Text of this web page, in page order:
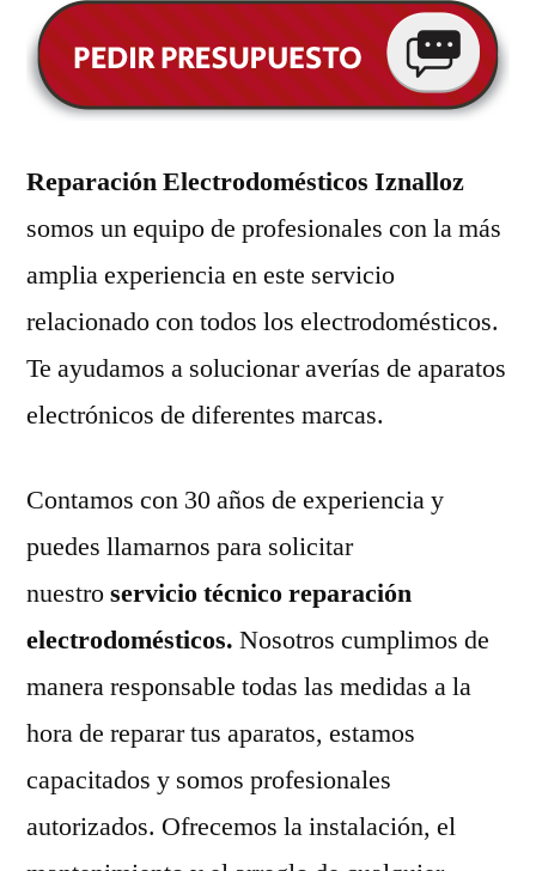
Reparación Electrodomésticos Iznalloz
somos un equipo de profesionales con la más
amplia experiencia en este servicio
relacionado con todos los electrodomésticos.
Te ayudamos a solucionar averías de aparatos
electrónicos de diferentes marcas.
Contamos con 30 años de experiencia y
puedes llamarnos para solicitar
nuestroservicio técnico reparación
electrodomésticos. Nosotros cumplimos de
manera responsable todas las medidas a la
hora de reparar tus aparatos, estamos
capacitados y somos profesionales
autorizados. Ofrecemos la instalación, el